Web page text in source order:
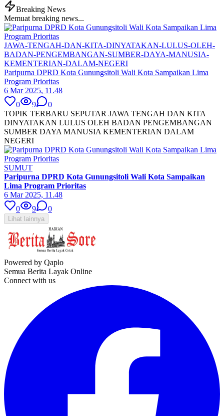
Breaking News
Memuat breaking news...
JAWA-TENGAH-DAN-KITA-DINYATAKAN-LULUS-OLEH-
BADAN-PENGEMBANGAN-SUMBER-DAYA-MANUSIA-
KEMENTERIAN-DALAM-NEGERI
Paripurna DPRD Kota Gunungsitoli Wali Kota Sampaikan Lima
Program Prioritas
6 Mar 2025, 11.48
0
9
0
TOPIK TERBARU SEPUTAR JAWA TENGAH DAN KITA
DINYATAKAN LULUS OLEH BADAN PENGEMBANGAN
SUMBER DAYA MANUSIA KEMENTERIAN DALAM
NEGERI
SUMUT
Paripurna DPRD Kota Gunungsitoli Wali Kota Sampaikan
Lima Program Prioritas
6 Mar 2025, 11.48
0
9 0
Lihat lainnya
Powered by Qaplo
Semua Berita Layak Online
Connect with us